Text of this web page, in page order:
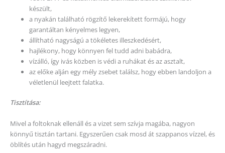
készült,
a nyakán található rögzítő lekerekített formájú, hogy
garantáltan kényelmes legyen,
állítható nagyságú a tökéletes illeszkedésért,
hajlékony, hogy könnyen fel tudd adni babádra,
vízálló, így ivás közben is védi a ruhákat és az asztalt,
az előke alján egy mély zsebet találsz, hogy ebben landoljon a
véletlenül leejtett falatka.
Tisztítása:
Mivel a foltoknak ellenáll és a vizet sem szívja magába, nagyon
könnyű tisztán tartani. Egyszerűen csak mosd át szappanos vízzel, és
öblítés után hagyd megszáradni.